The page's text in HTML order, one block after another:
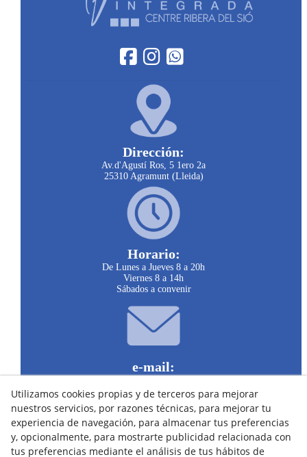
Dirección:
Av.d'Agustí Ros, 5 1ero 2a
25310 Agramunt (Lleida)
Horario:
De Lunes a Jueves 8 a 20h
Viernes 8 a 14h
Sábados a convenir
e-mail:
Utilizamos cookies propias y de terceros para mejorar
nuestros servicios, por razones técnicas, para mejorar tu
experiencia de navegación, para almacenar tus preferencias
y, opcionalmente, para mostrarte publicidad relacionada con
tus preferencias mediante el análisis de tus hábitos de